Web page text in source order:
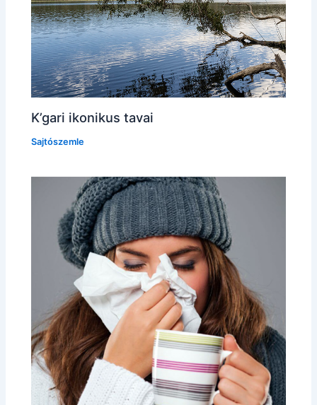
K’gari ikonikus tavai
Sajtószemle